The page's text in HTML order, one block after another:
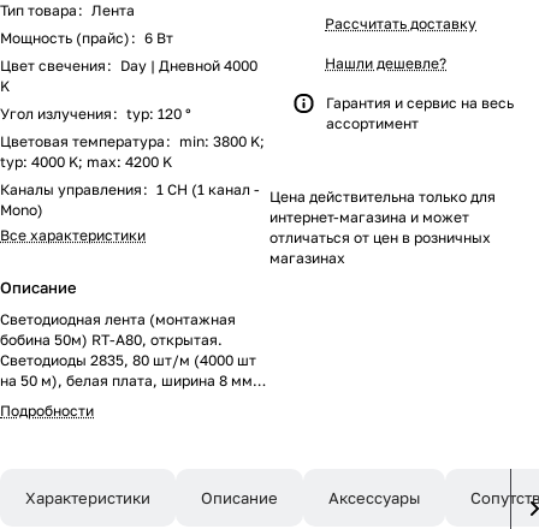
Тип товара : Лента
Мощность (прайс) : 6 Вт
Цвет свечения : Day | Дневной 4000
K
Угол излучения : typ: 120 °
Цветовая температура : min: 3800 K;
typ: 4000 K; max: 4200 K
Каналы управления : 1 CH (1 канал -
Mono)
Все характеристики
Описание
Светодиодная лента (монтажная
бобина 50м) RT-A80, открытая.
Светодиоды 2835, 80 шт/м (4000 шт
на 50 м), белая плата, ширина 8 мм,
скотч 3M. Цвет ДНЕВНОЙ 4000 K,
цветопередача CRI>85, угол 120°.
светодиодов. Цена за 1 м. Разрезать
Подробности
Рассчитать доставку
Нашли дешевле?
Гарантия и сервис на весь
ассортимент
Цена действительна только для
интернет-магазина и может
отличаться от цен в розничных
магазинах
Характеристики Описание Аксессуары